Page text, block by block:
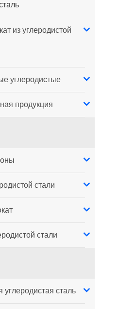
из углеродистой
углеродистые
продукция
стали
стали
углеродистая сталь